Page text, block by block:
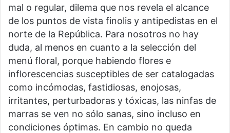
mal o regular, dilema que nos revela el alcance
de los puntos de vista finolis y antipedistas en el
norte de la República. Para nosotros no hay
duda, al menos en cuanto a la selección del
menú floral, porque habiendo flores e
inflorescencias susceptibles de ser catalogadas
como incómodas, fastidiosas, enojosas,
irritantes, perturbadoras y tóxicas, las ninfas de
marras se ven no sólo sanas, sino incluso en
condiciones óptimas. En cambio no queda